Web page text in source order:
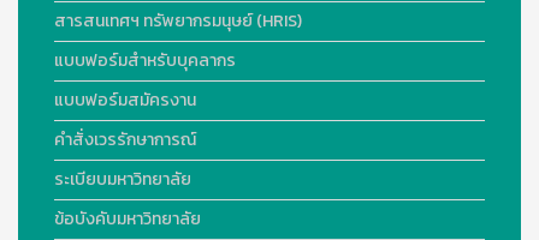
สารสนเทศฯ ทรัพยากรมนุษย์ (HRIS)
แบบฟอร์มสำหรับบุคลากร
แบบฟอร์มสมัครงาน
คำสั่งเวรรักษาการณ์
ระเบียบมหาวิทยาลัย
ข้อบังคับมหาวิทยาลัย